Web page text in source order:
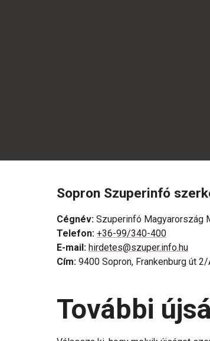
Sopron Szuperinfó
Cégnév: Szuperinfó Magyarország
Telefon: +36-99/340-400
E-mail: hirdetes@szuper.info.hu
Cím: 9400 Sopron, Frankenburg út 2/
További